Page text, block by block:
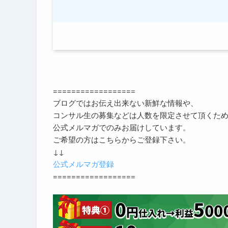
==================
ブログではお伝え出来ない新鮮な情報や、
コンサル生の募集などは人数を限定させて頂くため
公式メルマガでのみお届けしています。
ご希望の方はこちらからご登録下さい。
↓↓
公式メルマガ登録
==================